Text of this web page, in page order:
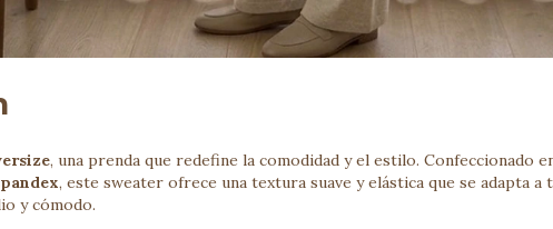
, una prenda que redefine la comodidad y el estilo. Confeccionado
, este sweater ofrece una textura suave y elástica que se adapta a
y cómodo.